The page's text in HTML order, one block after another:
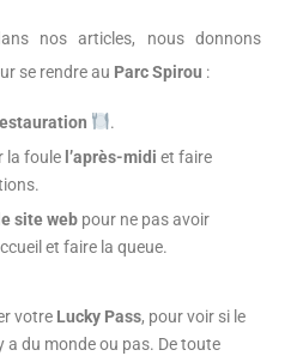
nos articles, nous donnons
se rendre au Parc Spirou :
.
la foule l’après-midi et faire
site web pour ne pas avoir
et faire la queue.
votre Lucky Pass, pour voir si le
a du monde ou pas. De toute